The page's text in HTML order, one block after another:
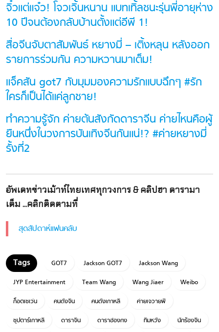
จิ๋วแต่แจ๋ว! โจวเจิ้นหนาน แบทเทิ้ลชนะรุ่นพี่อายุห่าง
10 ปีจนต้องกลับบ้านตั้งแต่อีพี 1!
สื่อจีนจับตาสัมพันธ์ หยางมี่ – เติ้งหลุน หลังออก
รายการร่วมกัน ความหวานมาเต็ม!
แจ็คสัน got7 กับมุมมองความรักแบบฉึกๆ #รัก
ใครก็เป็นได้แค่ลูกชาย!
ทำความรู้จัก ค่ายต้นสังกัดดาราจีน ค่ายไหนคือผู้
ยืนหนึ่งในวงการบันเทิงจีนกันแน่!? #ค่ายหยางมี่
รั้งที่2
อัพเดทข่าวเม้าท์ไทยเทศทุกวงการ & คลิปฮา ดารามา
เต็ม ...คลิกติดตามที่
สุดสัปดาห์แฟนคลับ
GOT7 Jackson GOT7
Jackson Wang
JYP Entertainment
Team Wang Wang Jiaer
Weibo
ก็อตเซเว่น
คนดังจีน คนดังเกาหลี
ค่ายเจวายพี
ซุปตาร์เกาหลี
ดาราจีน ดาราฮ่องกง ทีมหวัง
นักร้องจีน